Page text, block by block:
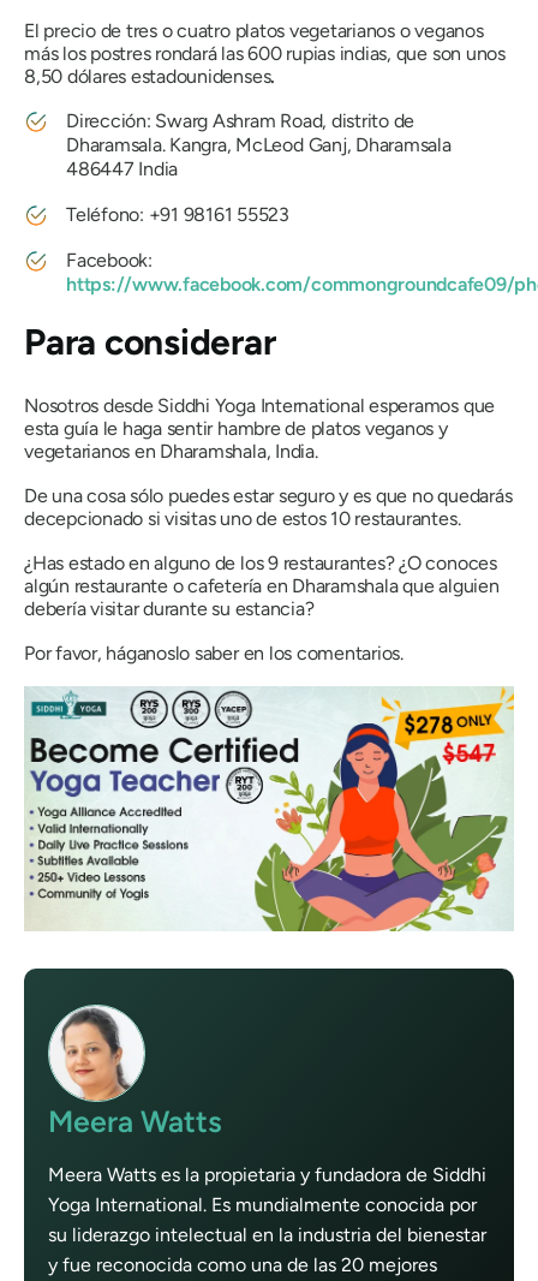
El precio de tres o cuatro platos vegetarianos o veganos
más los postres rondará las 600 rupias indias, que son unos
8,50 dólares estadounidenses.
Dirección: Swarg Ashram Road, distrito de
Dharamsala. Kangra, McLeod Ganj, Dharamsala
486447 India
Teléfono: +91 98161 55523
Facebook:
https://www.facebook.com/commongroundcafe09/
Para considerar
Nosotros desde Siddhi Yoga International esperamos que
esta guía le haga sentir hambre de platos veganos y
vegetarianos en Dharamshala, India.
De una cosa sólo puedes estar seguro y es que no quedarás
decepcionado si visitas uno de estos 10 restaurantes.
¿Has estado en alguno de los 9 restaurantes? ¿O conoces
algún restaurante o cafetería en Dharamshala que alguien
debería visitar durante su estancia?
Por favor, háganoslo saber en los comentarios.
Meera Watts
Meera Watts es la propietaria y fundadora de Siddhi
Yoga International. Es mundialmente conocida por
su liderazgo intelectual en la industria del bienestar
y fue reconocida como una de las 20 mejores